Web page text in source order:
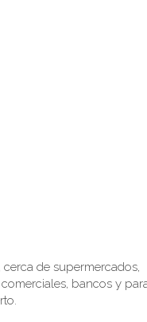
de supermercados,
bancos y